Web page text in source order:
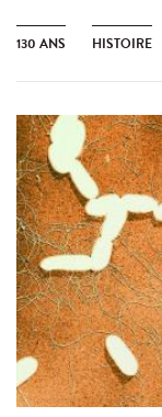
130 ANS HISTOIRE